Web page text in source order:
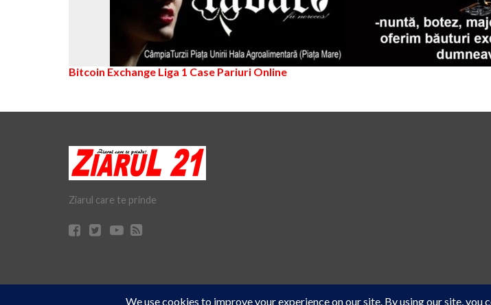
Cookie Consent plugin for the EU cookie law
Bitcoin Exchange Liga 1 Case Pariuri Online
Ziarul care te prinde
© Ziarul 21 Turda | Materialele de pe acest site pot fi preluate doar cu acordul scris al reprezentanţilor